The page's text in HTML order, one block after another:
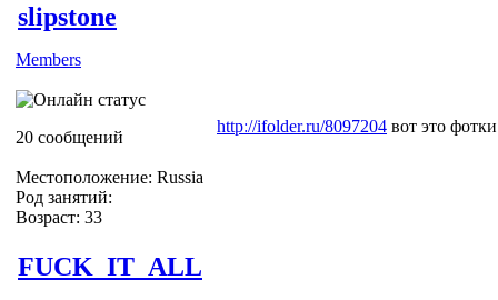
slipstone
Members
20 сообщений
Местоположение: Russia
Род занятий:
Возраст: 33
http://ifolder.ru/8097204 вот это фотки
FUCK_IT_ALL